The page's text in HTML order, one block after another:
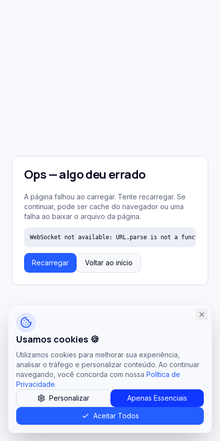
Ops — algo deu errado
A página falhou ao carregar. Tente recarregar. Se
continuar, pode ser cache do navegador ou uma
falha ao baixar o arquivo da página.
WebSocket not available: URL.parse is not a function
Recarregar Voltar ao início
Usamos cookies 🍪
Utilizamos cookies para melhorar sua experiência,
analisar o tráfego e personalizar conteúdo. Ao continuar
navegando, você concorda com nossa Política de
Privacidade.
Personalizar
Apenas Essenciais
Aceitar Todos